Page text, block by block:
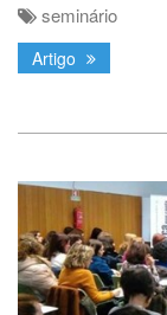
seminário
Artigo